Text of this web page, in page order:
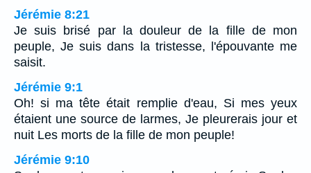
Jérémie 8:21
Je suis brisé par la douleur de la fille de mon
peuple, Je suis dans la tristesse, l'épouvante me
saisit.
Jérémie 9:1
Oh! si ma tête était remplie d'eau, Si mes yeux
étaient une source de larmes, Je pleurerais jour et
nuit Les morts de la fille de mon peuple!
Jérémie 9:10